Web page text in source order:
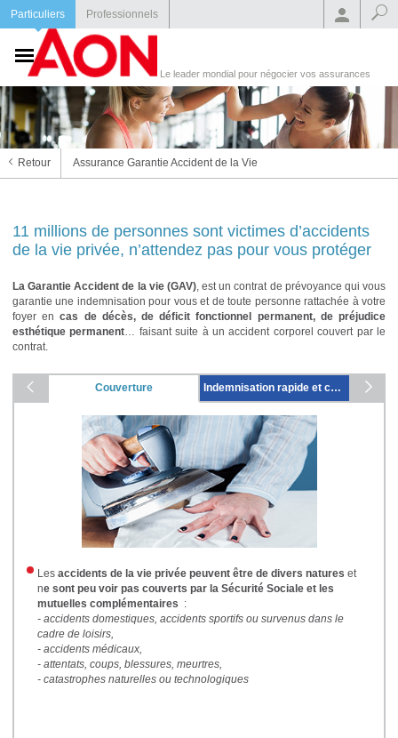
Particuliers Professionnels
Le leader mondial pour négocier vos assurances
Retour Assurance Garantie Accident de la Vie
11 millions de personnes sont victimes d’accidents
de la vie privée, n’attendez pas pour vous protéger
La Garantie Accident de la vie (GAV), est un contrat de prévoyance qui vous
garantie une indemnisation pour vous et de toute personne rattachée à votre
foyer encas de décès, de déficit fonctionnel permanent, de préjudice
esthétique permanent … faisant suite à un accident corporel couvert par le
contrat.
Couverture Indemnisation rapide et complète
Les accidents de la vie privée peuvent être de divers natures et
ne sont peu voir pas couverts par la Sécurité Sociale et les
mutuelles complémentaires :
- accidents domestiques, accidents sportifs ou survenus dans le
cadre de loisirs,
- accidents médicaux,
- attentats, coups, blessures, meurtres,
- catastrophes naturelles ou technologiques